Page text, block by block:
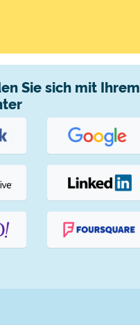
Sie sich mit Ihrem